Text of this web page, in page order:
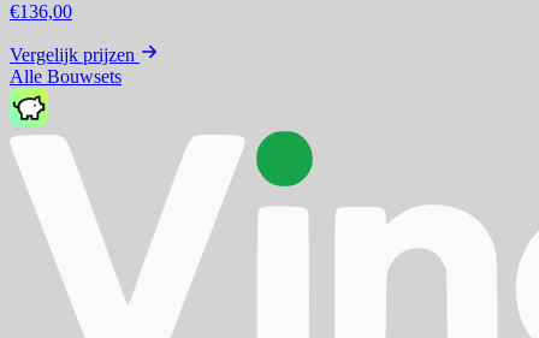
€136,00
Vergelijk prijzen
Alle Bouwsets